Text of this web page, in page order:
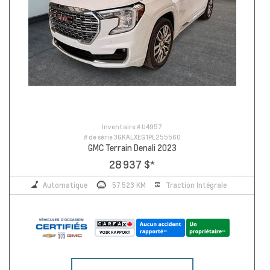
Inventaire # U4957
# de série3GKALXEG1PL255560
GMC Terrain Denali 2023
28 937 $*
Automatique 57 523 KM Traction Intégrale